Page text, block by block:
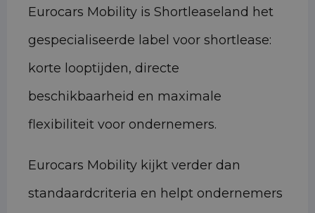
Eurocars Mobility is Shortleaseland het
gespecialiseerde label voor shortlease:
korte looptijden, directe
beschikbaarheid en maximale
flexibiliteit voor ondernemers.
Eurocars Mobility kijkt verder dan
standaardcriteria en helpt ondernemers